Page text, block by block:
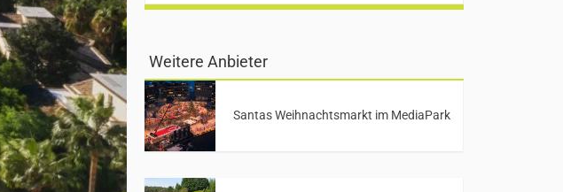
Weitere Anbieter
Santas Weihnachtsmarkt im MediaPark